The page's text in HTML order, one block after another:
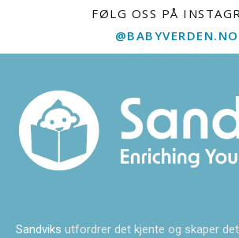
FØLG OSS PÅ
@BABYVERDEN.NO
Sandviks utfordrer det kjente og skaper